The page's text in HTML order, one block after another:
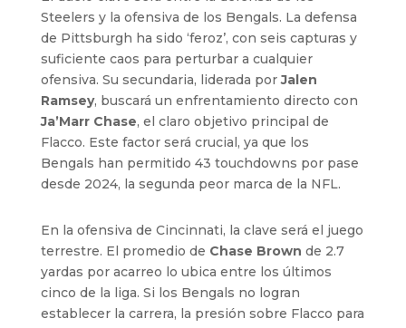
Steelers y la ofensiva de los Bengals. La defensa
de Pittsburgh ha sido ‘feroz’, con seis capturas y
suficiente caos para perturbar a cualquier
ofensiva. Su secundaria, liderada porJalen
Ramsey, buscará un enfrentamiento directo con
Ja’Marr Chase, el claro objetivo principal de
Flacco. Este factor será crucial, ya que los
Bengals han permitido 43 touchdowns por pase
desde 2024, la segunda peor marca de la NFL.
En la ofensiva de Cincinnati, la clave será el juego
terrestre. El promedio de Chase Brown de 2.7
yardas por acarreo lo ubica entre los últimos
cinco de la liga. Si los Bengals no logran
establecer la carrera, la presión sobre Flacco para